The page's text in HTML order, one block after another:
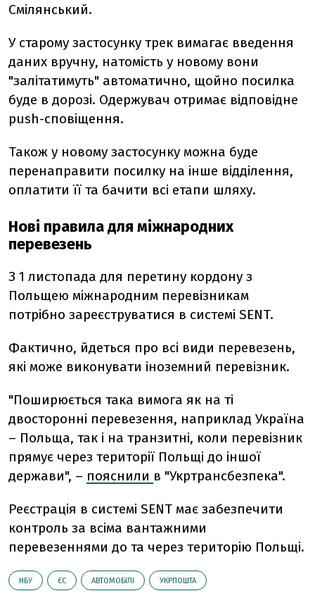
Смілянський.
У старому застосунку трек вимагає введення
даних вручну, натомість у новому вони
"залітатимуть" автоматично, щойно посилка
буде в дорозі. Одержувач отримає відповідне
push-сповіщення.
Також у новому застосунку можна буде
перенаправити посилку на інше відділення,
оплатити її та бачити всі етапи шляху.
Нові правила для міжнародних
перевезень
З 1 листопада для перетину кордону з
Польщею міжнародним перевізникам
потрібно зареєструватися в системі SENT.
Фактично, йдеться про всі види перевезень,
які може виконувати іноземний перевізник.
"Поширюється така вимога як на ті
двосторонні перевезення, наприклад Україна
– Польща, так і на транзитні, коли перевізник
прямує через території Польщі до іншої
держави", – пояснили в "Укртрансбезпека".
Реєстрація в системі SENT має забезпечити
контроль за всіма вантажними
перевезеннями до та через територію Польщі.
НБУ ЄС АВТОМОБІЛІ УКРПОШТА